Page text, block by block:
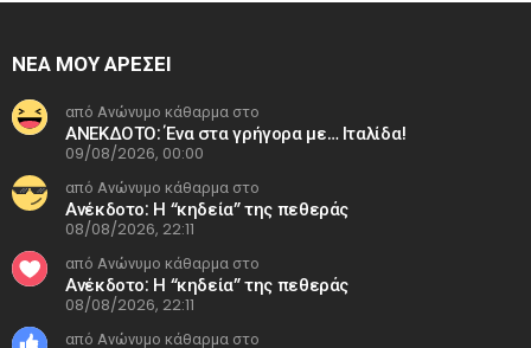
ΝΕΑ ΜΟΥ ΑΡΕΣΕΙ
από Ανώνυμο κάθαρμα στο
ΑΝΕΚΔΟΤΟ: Ένα στα γρήγορα με… Ιταλίδα!
09/08/2026, 00:00
από Ανώνυμο κάθαρμα στο
Ανέκδοτο: Η “κηδεία” της πεθεράς
08/08/2026, 22:11
από Ανώνυμο κάθαρμα στο
Ανέκδοτο: Η “κηδεία” της πεθεράς
08/08/2026, 22:11
από Ανώνυμο κάθαρμα στο